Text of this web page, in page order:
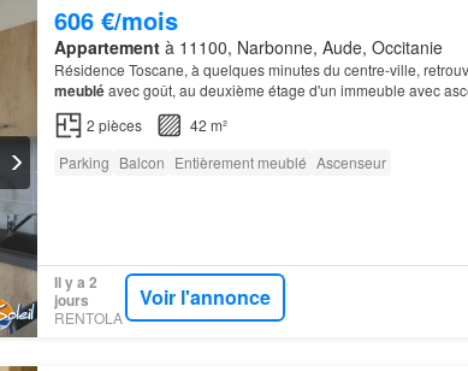
606 €/mois
Appartementà 11100, Narbonne, Aude, Occitanie
Résidence Toscane, à quelques minutes du centre-ville,
meubléavec goût, au deuxième étage d'un immeuble avec
le séjour donnant sur un balcon de 6m2 ainsi qu'un petit…
2 pièces
42 m²
Parking Balcon Entièrement meublé Ascenseur
Il y a 2
jours
RENTOLA
Voir l'annonce